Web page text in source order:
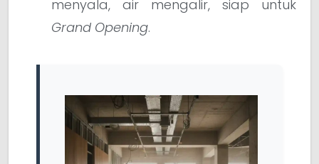
menyala, air mengalir, siap untuk
Grand Opening.